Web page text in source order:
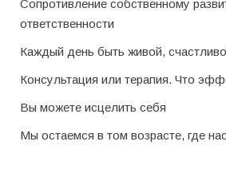
Сопротивление собственному
ответственности
Каждый день быть живой,
Консультация или терапия. Что
Вы можете исцелить себя
Мы остаемся в том возрасте, где